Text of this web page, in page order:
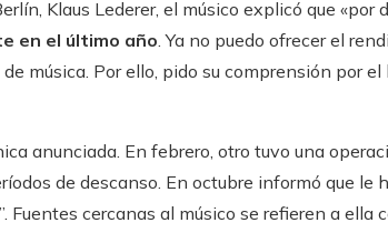
Klaus Lederer, el músico explicó que «por
en el último año. Ya no puedo ofrecer el
música. Por ello, pido su comprensión por el
anunciada. En febrero, otro tuvo una
de descanso. En octubre informó que le
Fuentes cercanas al músico se refieren a ella